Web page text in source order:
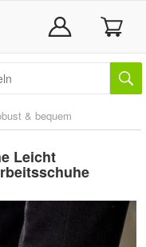
& bequem
Leicht